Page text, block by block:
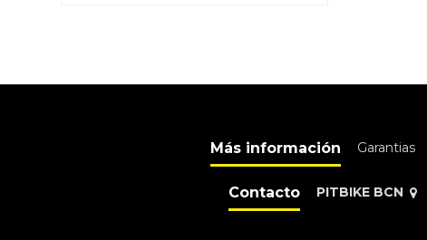
Más información Garantias
Contacto PITBIKE BCN